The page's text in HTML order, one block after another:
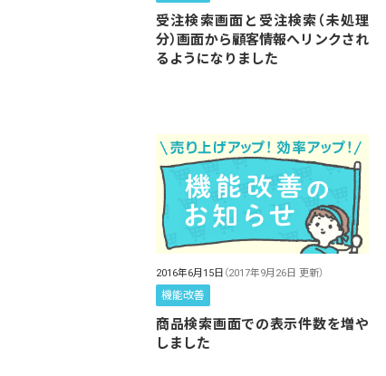
受注検索画面と受注検索（未処理
分）画面から顧客情報へリンクされ
るようになりました
2016年6月15日 （2017年9月26日 更新）
機能改善
商品検索画面での表示件数を増や
しました